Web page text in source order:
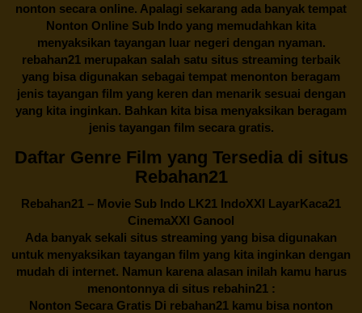
nonton secara online. Apalagi sekarang ada banyak tempat
Nonton Online Sub Indo yang memudahkan kita
menyaksikan tayangan luar negeri dengan nyaman.
rebahan21 merupakan salah satu situs streaming terbaik
yang bisa digunakan sebagai tempat menonton beragam
jenis tayangan film yang keren dan menarik sesuai dengan
yang kita inginkan. Bahkan kita bisa menyaksikan beragam
jenis tayangan film secara gratis.
Daftar Genre Film yang Tersedia di situs
Rebahan21
Rebahan21 – Movie Sub Indo LK21 IndoXXI LayarKaca21
CinemaXXI Ganool
Ada banyak sekali situs streaming yang bisa digunakan
untuk menyaksikan tayangan film yang kita inginkan dengan
mudah di internet. Namun karena alasan inilah kamu harus
menontonnya di situs rebahin21 :
Nonton Secara Gratis Di rebahan21 kamu bisa nonton